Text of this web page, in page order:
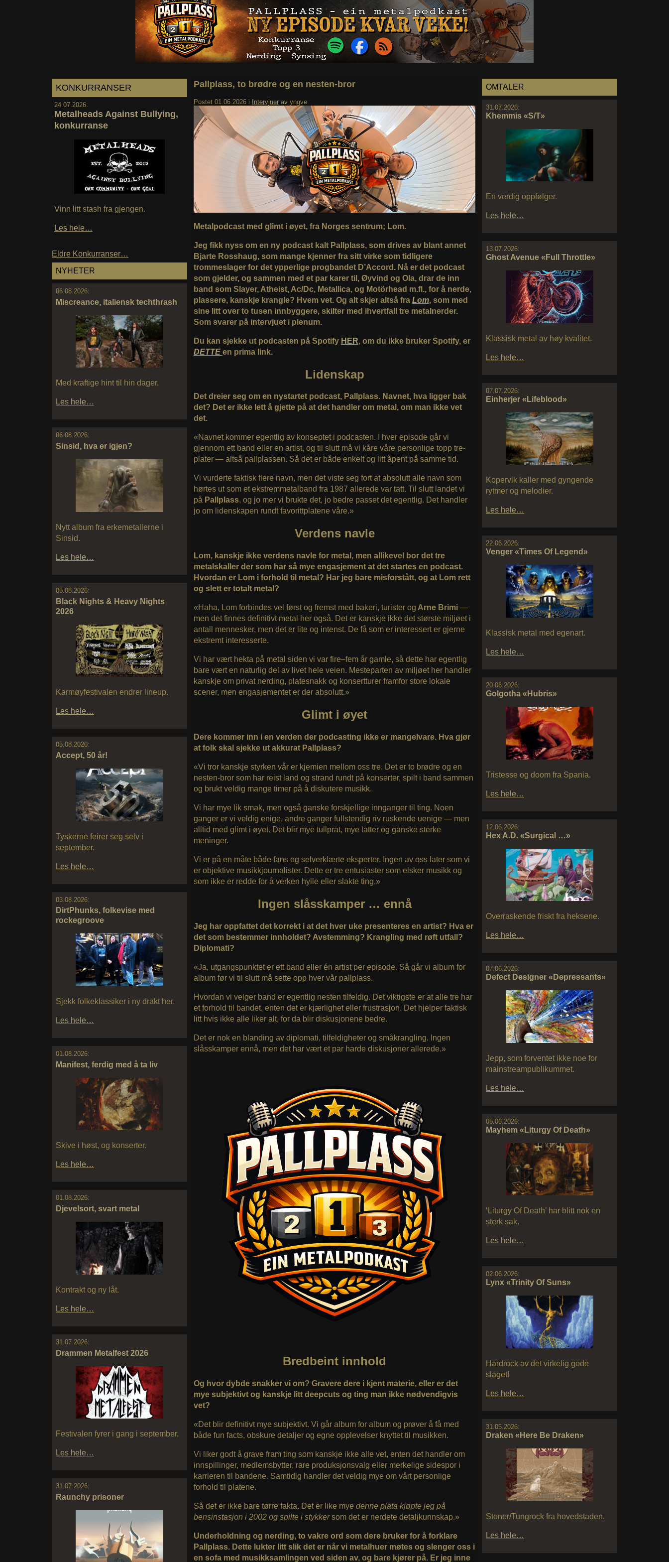
KONKURRANSER
24.07.2026:
Metalheads Against Bullying,
konkurranse
Vinn litt stash fra gjengen.
Les hele…
Eldre Konkurranser…
NYHETER
06.08.2026:
Miscreance, italiensk techthrash
Med kraftige hint til hin dager.
Les hele…
06.08.2026:
Sinsid, hva er igjen?
Nytt album fra erkemetallerne i
Sinsid.
Les hele…
05.08.2026:
Black Nights & Heavy Nights
2026
Karmøyfestivalen endrer lineup.
Les hele…
05.08.2026:
Accept, 50 år!
Tyskerne feirer seg selv i
september.
Les hele…
03.08.2026:
DirtPhunks, folkevise med
rockegroove
Sjekk folkeklassiker i ny drakt her.
Les hele…
01.08.2026:
Manifest, ferdig med å ta liv
Skive i høst, og konserter.
Les hele…
01.08.2026:
Djevelsort, svart metal
Kontrakt og ny låt.
Les hele…
31.07.2026:
Drammen Metalfest 2026
Festivalen fyrer i gang i september.
Les hele…
31.07.2026:
Raunchy prisoner
OMTALER
31.07.2026:
Khemmis «S/T»
En verdig oppfølger.
Les hele…
13.07.2026:
Ghost Avenue «Full Throttle»
Klassisk metal av høy kvalitet.
Les hele…
07.07.2026:
Einherjer «Lifeblood»
Kopervik kaller med gyngende
rytmer og melodier.
Les hele…
22.06.2026:
Venger «Times Of Legend»
Klassisk metal med egenart.
Les hele…
20.06.2026:
Golgotha «Hubris»
Tristesse og doom fra Spania.
Les hele…
12.06.2026:
Hex A.D. «Surgical …»
Overraskende friskt fra heksene.
Les hele…
07.06.2026:
Defect Designer «Depressants»
Jepp, som forventet ikke noe for
mainstreampublikummet.
Les hele…
05.06.2026:
Mayhem «Liturgy Of Death»
‘Liturgy Of Death’ har blitt nok en
sterk sak.
Les hele…
02.06.2026:
Lynx «Trinity Of Suns»
Hardrock av det virkelig gode
slaget!
Les hele…
31.05.2026:
Draken «Here Be Draken»
Stoner/Tungrock fra hovedstaden.
Les hele…
Pallplass, to brødre og en nesten-bror
Postet 01.06.2026 i Intervjuer av yngve
Metalpodcast med glimt i øyet, fra Norges sentrum; Lom.
Jeg fikk nyss om en ny podcast kalt Pallplass, som drives av blant annet
Bjarte Rosshaug, som mange kjenner fra sitt virke som tidligere
trommeslager for det ypperlige progbandet D’Accord. Nå er det podcast
som gjelder, og sammen med et par karer til, Øyvind og Ola, drar de inn
band som Slayer, Atheist, Ac/Dc, Metallica, og Motörhead m.fl., for å nerde,
plassere, kanskje krangle? Hvem vet. Og alt skjer altså fra Lom, som med
sine litt over to tusen innbyggere, skilter med ihvertfall tre metalnerder.
Som svarer på intervjuet i plenum.
Du kan sjekke ut podcasten på Spotify HER, om du ikke bruker Spotify, er
DETTE en prima link.
Lidenskap
Det dreier seg om en nystartet podcast, Pallplass. Navnet, hva ligger bak
det? Det er ikke lett å gjette på at det handler om metal, om man ikke vet
det.
«Navnet kommer egentlig av konseptet i podcasten. I hver episode går vi
gjennom ett band eller en artist, og til slutt må vi kåre våre personlige topp tre-
plater — altså pallplassen. Så det er både enkelt og litt åpent på samme tid.
Vi vurderte faktisk flere navn, men det viste seg fort at absolutt alle navn som
hørtes ut som et ekstremmetalband fra 1987 allerede var tatt. Til slutt landet vi
på Pallplass, og jo mer vi brukte det, jo bedre passet det egentlig. Det handler
jo om lidenskapen rundt favorittplatene våre.»
Verdens navle
Lom, kanskje ikke verdens navle for metal, men allikevel bor det tre
metalskaller der som har så mye engasjement at det startes en podcast.
Hvordan er Lom i forhold til metal? Har jeg bare misforstått, og at Lom rett
og slett er totalt metal?
«Haha, Lom forbindes vel først og fremst med bakeri, turister og Arne Brimi —
men det finnes definitivt metal her også. Det er kanskje ikke det største miljøet i
antall mennesker, men det er lite og intenst. De få som er interessert er gjerne
ekstremt interesserte.
Vi har vært hekta på metal siden vi var fire–fem år gamle, så dette har egentlig
bare vært en naturlig del av livet hele veien. Mesteparten av miljøet her handler
kanskje om privat nerding, platesnakk og konsertturer framfor store lokale
scener, men engasjementet er der absolutt.»
Glimt i øyet
Dere kommer inn i en verden der podcasting ikke er mangelvare. Hva gjør
at folk skal sjekke ut akkurat Pallplass?
«Vi tror kanskje styrken vår er kjemien mellom oss tre. Det er to brødre og en
nesten-bror som har reist land og strand rundt på konserter, spilt i band sammen
og brukt veldig mange timer på å diskutere musikk.
Vi har mye lik smak, men også ganske forskjellige innganger til ting. Noen
ganger er vi veldig enige, andre ganger fullstendig riv ruskende uenige — men
alltid med glimt i øyet. Det blir mye tullprat, mye latter og ganske sterke
meninger.
Vi er på en måte både fans og selverklærte eksperter. Ingen av oss later som vi
er objektive musikkjournalister. Dette er tre entusiaster som elsker musikk og
som ikke er redde for å verken hylle eller slakte ting.»
Ingen slåsskamper … ennå
Jeg har oppfattet det korrekt i at det hver uke presenteres en artist? Hva er
det som bestemmer innholdet? Avstemming? Krangling med røft utfall?
Diplomati?
«Ja, utgangspunktet er ett band eller én artist per episode. Så går vi album for
album før vi til slutt må sette opp hver vår pallplass.
Hvordan vi velger band er egentlig nesten tilfeldig. Det viktigste er at alle tre har
et forhold til bandet, enten det er kjærlighet eller frustrasjon. Det hjelper faktisk
litt hvis ikke alle liker alt, for da blir diskusjonene bedre.
Det er nok en blanding av diplomati, tilfeldigheter og småkrangling. Ingen
slåsskamper ennå, men det har vært et par harde diskusjoner allerede.»
Bredbeint innhold
Og hvor dybde snakker vi om? Gravere dere i kjent materie, eller er det
mye subjektivt og kanskje litt deepcuts og ting man ikke nødvendigvis
vet?
«Det blir definitivt mye subjektivt. Vi går album for album og prøver å få med
både fun facts, obskure detaljer og egne opplevelser knyttet til musikken.
Vi liker godt å grave fram ting som kanskje ikke alle vet, enten det handler om
innspillinger, medlemsbytter, rare produksjonsvalg eller merkelige sidespor i
karrieren til bandene. Samtidig handler det veldig mye om vårt personlige
forhold til platene.
Så det er ikke bare tørre fakta. Det er like mye denne plata kjøpte jeg på
bensinstasjon i 2002 og spilte i stykkersom det er nerdete detaljkunnskap.»
Underholdning og nerding, to vakre ord som dere bruker for å forklare
Pallplass. Dette lukter litt slik det er når vi metalhuer møtes og slenger oss i
en sofa med musikksamlingen ved siden av, og bare kjører på. Er jeg inne